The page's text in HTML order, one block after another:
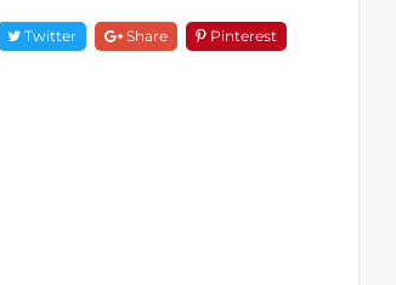
Twitter Share Pinterest